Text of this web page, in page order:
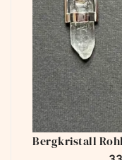
Bergkristall